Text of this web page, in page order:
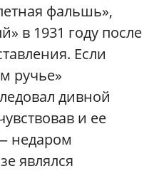
фальшь»,
в 1931 году после
Если
ручье»
дивной
и ее
недаром
являлся